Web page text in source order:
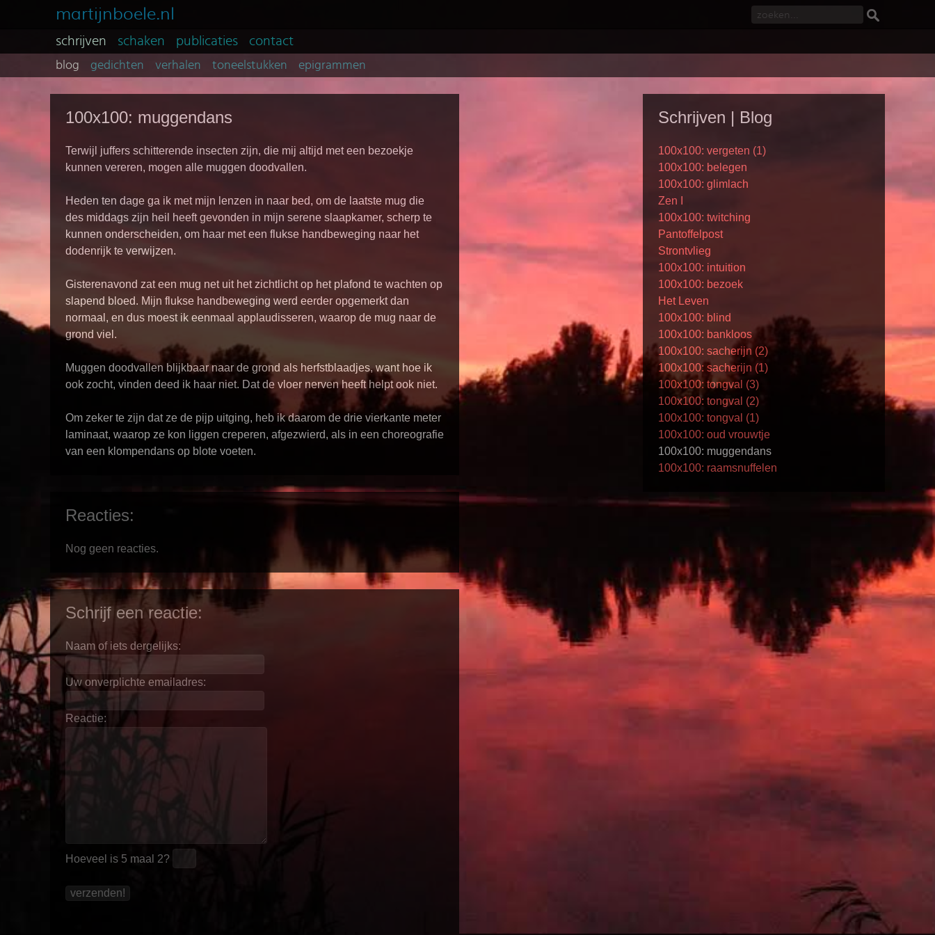
martijnboele.nl
schrijven schaken publicaties contact
blog gedichten verhalen toneelstukken epigrammen
100x100: muggendans
Terwijl juffers schitterende insecten zijn, die mij altijd met een bezoekje
kunnen vereren, mogen alle muggen doodvallen.
Heden ten dage ga ik met mijn lenzen in naar bed, om de laatste mug die
des middags zijn heil heeft gevonden in mijn serene slaapkamer, scherp te
kunnen onderscheiden, om haar met een flukse handbeweging naar het
dodenrijk te verwijzen.
Gisterenavond zat een mug net uit het zichtlicht op het plafond te wachten op
slapend bloed. Mijn flukse handbeweging werd eerder opgemerkt dan
normaal, en dus moest ik eenmaal applaudisseren, waarop de mug naar de
grond viel.
Muggen doodvallen blijkbaar naar de grond als herfstblaadjes, want hoe ik
ook zocht, vinden deed ik haar niet. Dat de vloer nerven heeft helpt ook niet.
Om zeker te zijn dat ze de pijp uitging, heb ik daarom de drie vierkante meter
laminaat, waarop ze kon liggen creperen, afgezwierd, als in een choreografie
van een klompendans op blote voeten.
Reacties:
Nog geen reacties.
Schrijf een reactie:
Naam of iets dergelijks:
Uw onverplichte emailadres:
Reactie:
Hoeveel is 5 maal 2?
Schrijven | Blog
100x100: vergeten (1)
100x100: belegen
100x100: glimlach
Zen I
100x100: twitching
Pantoffelpost
Strontvlieg
100x100: intuition
100x100: bezoek
Het Leven
100x100: blind
100x100: bankloos
100x100: sacherijn (2)
100x100: sacherijn (1)
100x100: tongval (3)
100x100: tongval (2)
100x100: tongval (1)
100x100: oud vrouwtje
100x100: muggendans
100x100: raamsnuffelen